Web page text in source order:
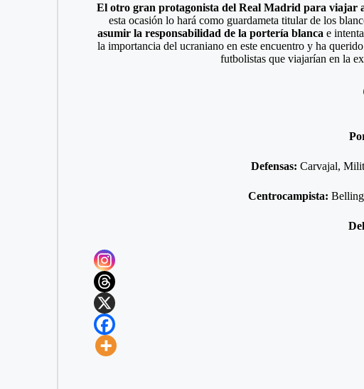
El otro gran protagonista del Real Madrid para viajar
esta ocasión lo hará como guardameta titular de los
asumir la responsabilidad de la portería blanca e
la importancia del ucraniano en este encuentro y ha
futbolistas que viajarían en la
Defensas: Carvajal,
Centrocampista: